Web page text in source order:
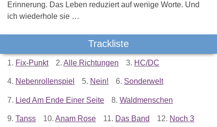
Erinnerung. Das Leben reduziert auf wenige Worte. Und
ich wiederhole sie …
Trackliste
1. Fix-Punkt 2. Alle Richtungen 3. HC/DC
4. Nebenrollenspiel 5. Nein! 6. Sonderwelt
7. Lied Am Ende Einer Seite 8. Waldmenschen
9. Tanss 10. Anam Rose 11. Das Band 12. Noch 3